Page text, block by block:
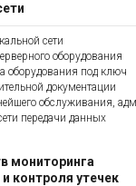
сети
оборудования
оборудования под ключ
документации
обслуживания,
передачи данных
мониторинга
контроля утечек